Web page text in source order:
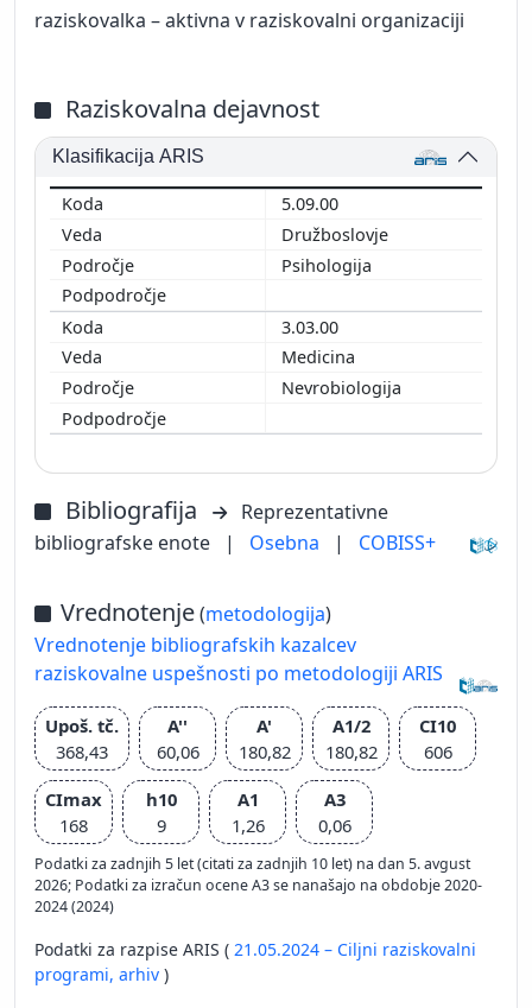
raziskovalka – aktivna v raziskovalni organizaciji
Raziskovalna dejavnost
Klasifikacija ARIS
5.09.00
Družboslovje
Psihologija
3.03.00
Medicina
Nevrobiologija
Bibliografija
Reprezentativne
bibliografske enote
| Osebna | COBISS+
Vrednotenje(metodologija)
Vrednotenje bibliografskih kazalcev
raziskovalne uspešnosti po metodologiji ARIS
Upoš. tč.
368,43
A''
60,06
A'
180,82
A1/2
180,82
CI10
606
CImax
168
h10
9
A1
1,26
A3
0,06
Podatki za zadnjih 5 let (citati za zadnjih 10 let) na dan 5. avgust
2026; Podatki za izračun ocene A3 se nanašajo na obdobje 2020-
2024 (2024)
Podatki za razpise ARIS ( 21.05.2024 – Ciljni raziskovalni
programi, arhiv )